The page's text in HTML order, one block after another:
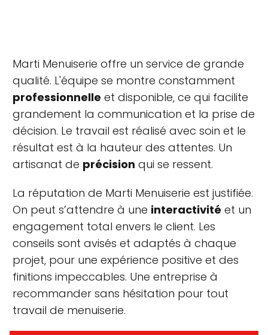
Marti Menuiserie offre un service de grande
qualité. L'équipe se montre constamment
professionnelle et disponible, ce qui facilite
grandement la communication et la prise de
décision. Le travail est réalisé avec soin et le
résultat est à la hauteur des attentes. Un
artisanat de précision qui se ressent.
La réputation de Marti Menuiserie est justifiée.
On peut s’attendre à une interactivité et un
engagement total envers le client. Les
conseils sont avisés et adaptés à chaque
projet, pour une expérience positive et des
finitions impeccables. Une entreprise à
recommander sans hésitation pour tout
travail de menuiserie.